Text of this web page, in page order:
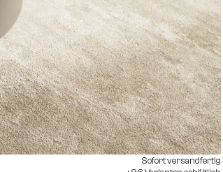
Sofort versandfertig